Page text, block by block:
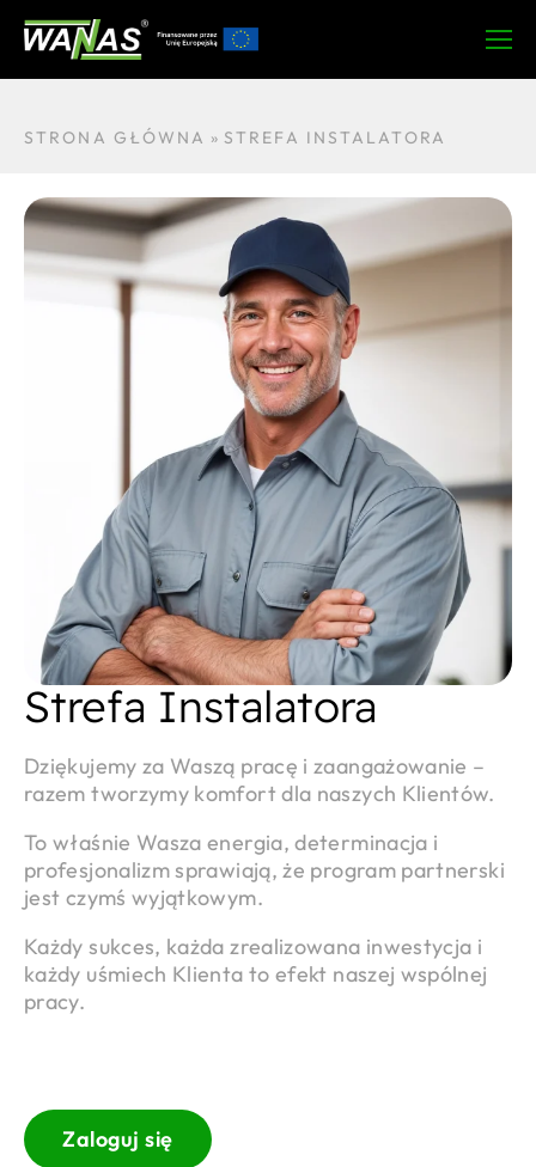
STRONA GŁÓWNA » STREFA INSTALATORA
Strefa Instalatora
Dziękujemy za Waszą pracę i zaangażowanie –
razem tworzymy komfort dla naszych Klientów.
To właśnie Wasza energia, determinacja i
profesjonalizm sprawiają, że program partnerski
jest czymś wyjątkowym.
Każdy sukces, każda zrealizowana inwestycja i
każdy uśmiech Klienta to efekt naszej wspólnej
pracy.
Zaloguj się